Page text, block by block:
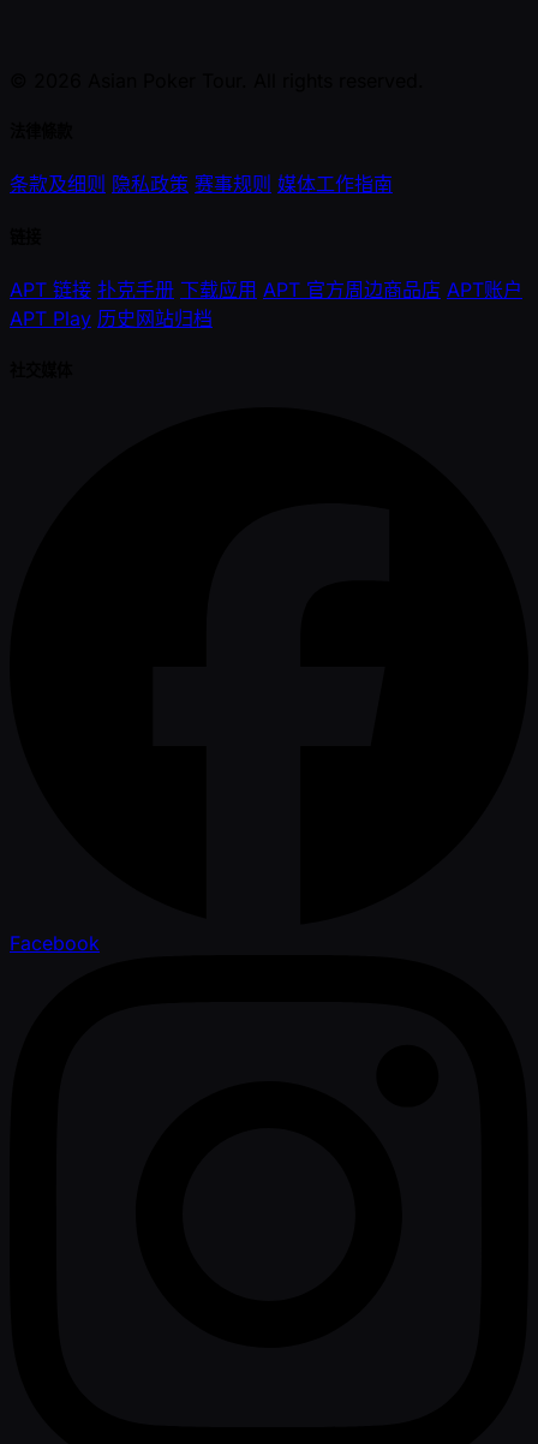
条款及细则 隐私政策 赛事规则 媒体工作指南
APT 链接 扑克手册 下载应用 APT 官方周边商品店 APT账户
APT Play 历史网站归档
Facebook